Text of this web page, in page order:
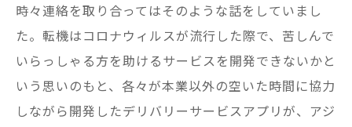
時々連絡を取り合ってはそのような話をしていまし
た。転機はコロナウィルスが流行した際で、苦しんで
いらっしゃる方を助けるサービスを開発できないかと
いう思いのもと、各々が本業以外の空いた時間に協力
しながら開発したデリバリーサービスアプリが、アジ